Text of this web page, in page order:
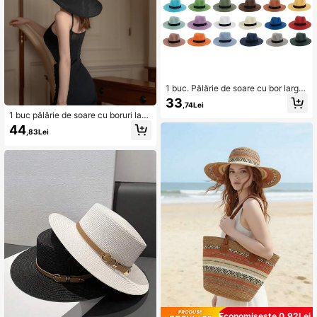
1 buc pălărie de soare cu boruri larg
i pentru femei, curea neagră, pălărie
de plajă
44 ,83Lei
1 buc. Pălărie de soare cu bor larg p
entru femei, pălărie Panama cu pan
glică neagră, pălărie de paie la mod
33 ,74Lei